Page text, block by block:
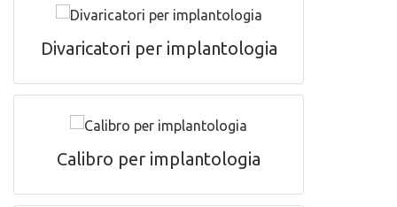
Divaricatori per implantologia
Calibro per implantologia